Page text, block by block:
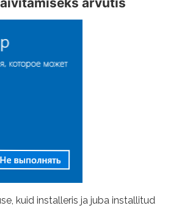
kuid installeris ja juba installitud